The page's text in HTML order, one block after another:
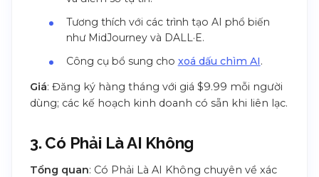
Tương thích với các trình tạo AI phổ biến
như MidJourney và DALL·E.
Công cụ bổ sung cho xoá dấu chìm AI.
Giá: Đăng ký hàng tháng với giá $9.99 mỗi người
dùng; các kế hoạch kinh doanh có sẵn khi liên lạc.
3. Có Phải Là AI Không
Tổng quan: Có Phải Là AI Không chuyên về xác